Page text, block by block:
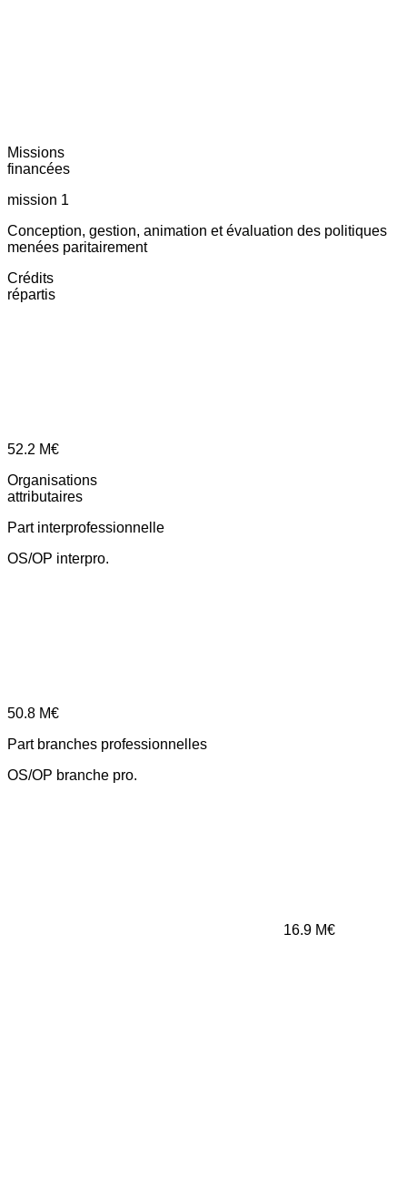
Missions
financées
mission 1
Conception, gestion, animation et évaluation des politiques
menées paritairement
Crédits
répartis
52.2 M€
Organisations
attributaires
Part interprofessionnelle
OS/OP interpro.
50.8 M€
Part branches professionnelles
OS/OP branche pro.
16.9 M€